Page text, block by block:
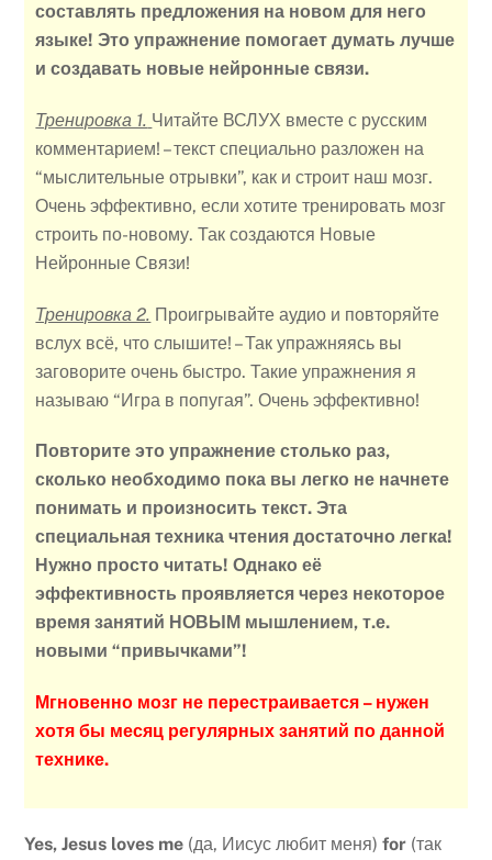
составлять предложения на новом для него
языке! Это упражнение помогает думать лучше
и создавать новые нейронные связи.
Тренировка 1. Читайте ВСЛУХ вместе с русским
комментарием! – текст специально разложен на
“мыслительные отрывки”, как и строит наш мозг.
Очень эффективно, если хотите тренировать мозг
строить по-новому. Так создаются Новые
Нейронные Связи!
Тренировка 2. Проигрывайте аудио и повторяйте
вслух всё, что слышите! – Так упражняясь вы
заговорите очень быстро. Такие упражнения я
называю “Игра в попугая”. Очень эффективно!
Повторите это упражнение столько раз,
сколько необходимо пока вы легко не начнете
понимать и произносить текст.Эта
специальная техника чтения достаточно легка!
Нужно просто читать! Однако её
эффективность проявляется через некоторое
время занятий НОВЫМ мышлением, т.е.
новыми “привычками”!
Мгновенно мозг не перестраивается – нужен
хотя бы месяц регулярных занятий по данной
технике.
Yes,Jesus loves me (да, Иисус любит меня)for (так